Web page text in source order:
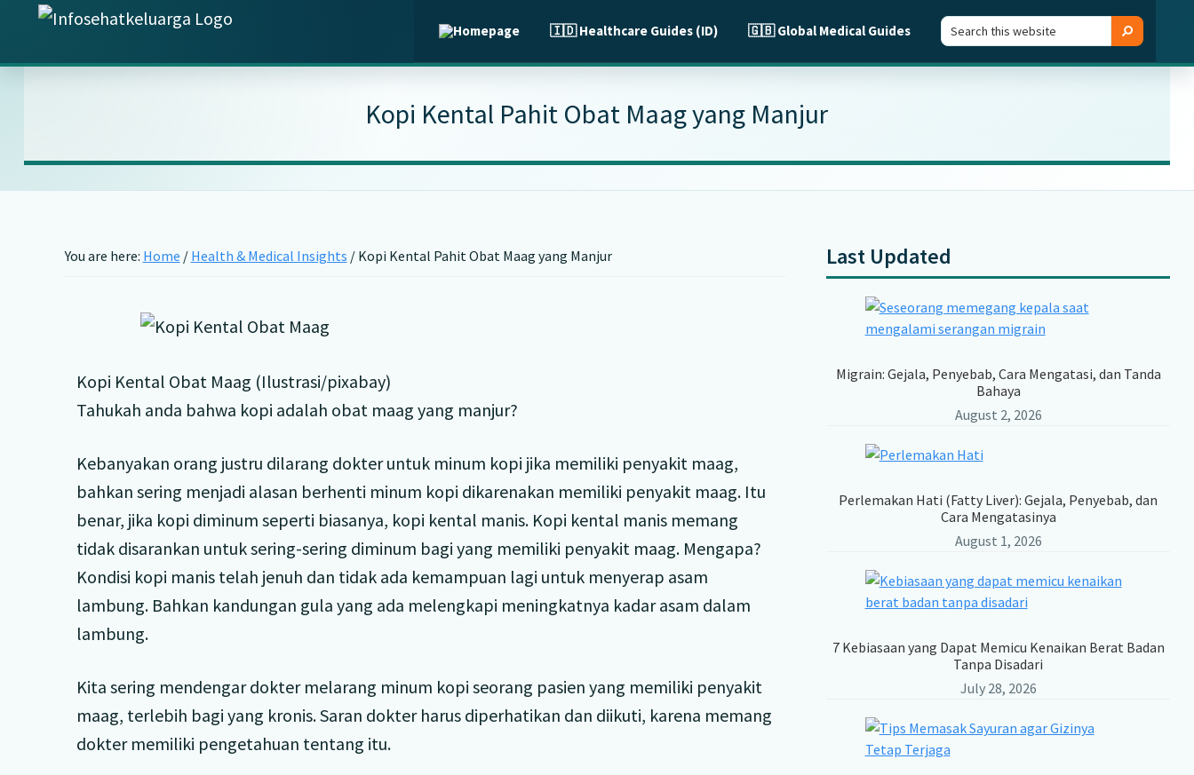
primary
main
primary
footer
Sehat
Terpercaya
🇮🇩 Healthcare Guides (ID) 🇬🇧 Global Medical Guides
Search
this
website
Search
Kopi Kental Pahit Obat Maag yang Manjur
You are here: Home / Health & Medical Insights /Kopi Kental Pahit Obat Maag yang Manjur
Kopi Kental Obat Maag (Ilustrasi/pixabay)
Tahukah anda bahwa kopi adalah obat maag yang manjur?
Kebanyakan orang justru dilarang dokter untuk minum kopi jika memiliki penyakit maag,
bahkan sering menjadi alasan berhenti minum kopi dikarenakan memiliki penyakit maag. Itu
benar, jika kopi diminum seperti biasanya, kopi kental manis. Kopi kental manis memang
tidak disarankan untuk sering-sering diminum bagi yang memiliki penyakit maag. Mengapa?
Kondisi kopi manis telah jenuh dan tidak ada kemampuan lagi untuk menyerap asam
lambung. Bahkan kandungan gula yang ada melengkapi meningkatnya kadar asam dalam
lambung.
Kita sering mendengar dokter melarang minum kopi seorang pasien yang memiliki penyakit
maag, terlebih bagi yang kronis. Saran dokter harus diperhatikan dan diikuti, karena memang
dokter memiliki pengetahuan tentang itu.
Primary
Sidebar
Last Updated
Migrain: Gejala, Penyebab, Cara Mengatasi, dan Tanda
Bahaya
August 2, 2026
Perlemakan Hati (Fatty Liver): Gejala, Penyebab, dan
Cara Mengatasinya
August 1, 2026
7 Kebiasaan yang Dapat Memicu Kenaikan Berat Badan
Tanpa Disadari
July 28, 2026